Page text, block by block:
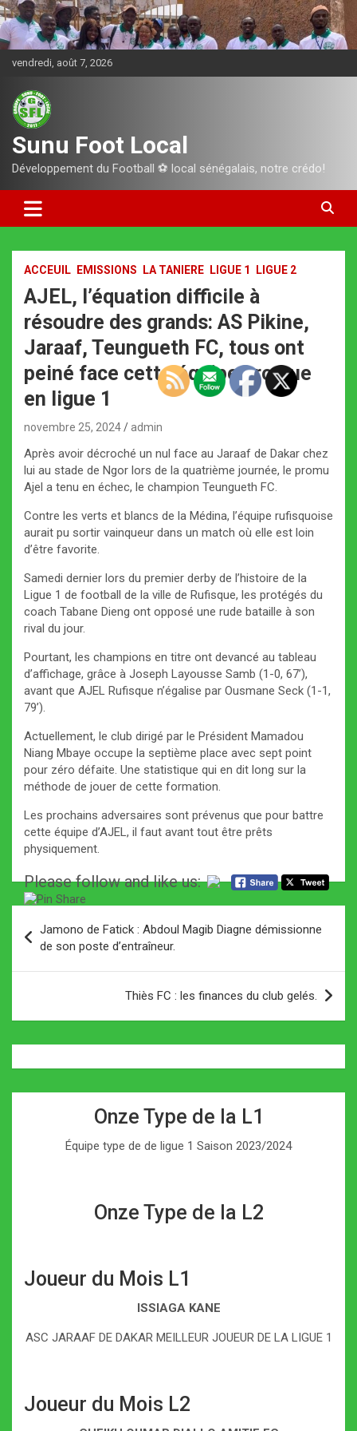
Aller
au
contenu
vendredi, août 7, 2026
Sunu Foot Local
Développement du Football ⚽️ local sénégalais, notre crédo!
ACCEUIL EMISSIONS LA TANIERE LIGUE 1 LIGUE 2
AJEL, l’équation difficile à
résoudre des grands: AS Pikine,
Jaraaf, Teungueth FC, tous ont
peiné face cette équipe promue
en ligue 1
novembre 25, 2024 admin
Après avoir décroché un nul face au Jaraaf de Dakar chez
lui au stade de Ngor lors de la quatrième journée, le promu
Ajel a tenu en échec, le champion Teungueth FC.
Contre les verts et blancs de la Médina, l’équipe rufisquoise
aurait pu sortir vainqueur dans un match où elle est loin
d’être favorite.
Samedi dernier lors du premier derby de l’histoire de la
Ligue 1 de football de la ville de Rufisque, les protégés du
coach Tabane Dieng ont opposé une rude bataille à son
rival du jour.
Pourtant, les champions en titre ont devancé au tableau
d’affichage, grâce à Joseph Layousse Samb (1-0, 67’),
avant que AJEL Rufisque n’égalise par Ousmane Seck (1-1,
79’).
Actuellement, le club dirigé par le Président Mamadou
Niang Mbaye occupe la septième place avec sept point
pour zéro défaite. Une statistique qui en dit long sur la
méthode de jouer de cette formation.
Les prochains adversaires sont prévenus que pour battre
cette équipe d’AJEL, il faut avant tout être prêts
physiquement.
Please follow and like us:
de
l’article
Jamono de Fatick : Abdoul Magib Diagne démissionne
de son poste d’entraîneur.
Thiès FC : les finances du club gelés.
Onze Type de la L1
Équipe type de de ligue 1 Saison 2023/2024
Onze Type de la L2
Joueur du Mois L1
ISSIAGA KANE
ASC JARAAF DE DAKAR MEILLEUR JOUEUR DE LA LIGUE 1
Joueur du Mois L2